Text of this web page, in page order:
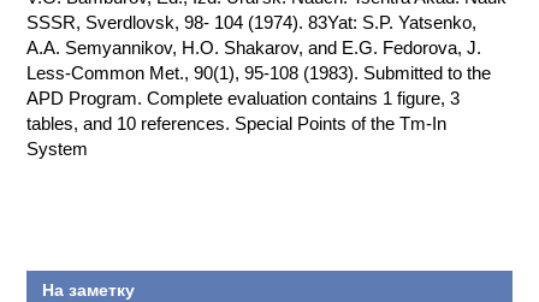
SSSR, Sverdlovsk, 98- 104 (1974). 83Yat: S.P. Yatsenko,
A.A. Semyannikov, H.O. Shakarov, and E.G. Fedorova, J.
Less-Common Met., 90(1), 95-108 (1983). Submitted to the
APD Program. Complete evaluation contains 1 figure, 3
tables, and 10 references. Special Points of the Tm-In
System
На заметку